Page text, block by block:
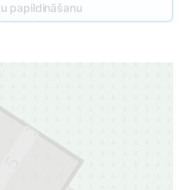
papildināšanu